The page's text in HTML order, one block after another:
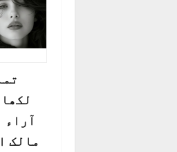
آراء
مالک